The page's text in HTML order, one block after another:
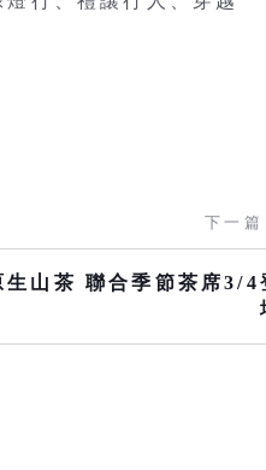
下一篇
生山茶 聯合季節茶席3/4